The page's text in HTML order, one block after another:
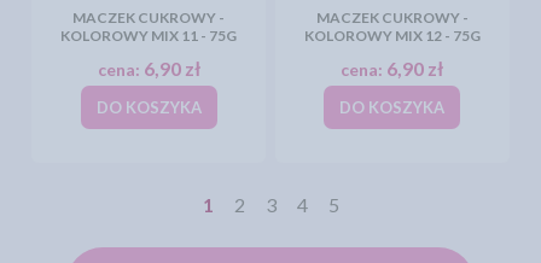
MACZEK CUKROWY -
KOLOROWY MIX 11 - 75G
cena: 6,90 zł
DO KOSZYKA
MACZEK CUKROWY -
KOLOROWY MIX 12 - 75G
cena: 6,90 zł
DO KOSZYKA
1 2 3 4 5